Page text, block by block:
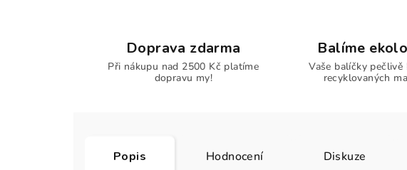
Doprava zdarma
Při nákupu nad 2500 Kč platíme
dopravu my!
Balíme
Vaše balíčky pečlivě
recyklovaných
Popis Hodnocení Diskuze